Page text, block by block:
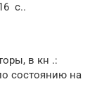
с..
в кн .:
состоянию на